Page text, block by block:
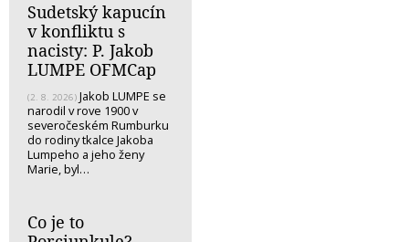
Sudetský kapucín
v konfliktu s
nacisty: P. Jakob
LUMPE OFMCap
(2. 8. 2026) Jakob LUMPE se
narodil v rove 1900 v
severočeském Rumburku
do rodiny tkalce Jakoba
Lumpeho a jeho ženy
Marie, byl…
Co je to